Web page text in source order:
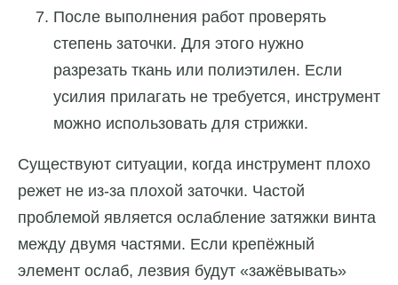
После выполнения работ проверять
степень заточки. Для этого нужно
разрезать ткань или полиэтилен. Если
усилия прилагать не требуется, инструмент
можно использовать для стрижки.
Существуют ситуации, когда инструмент плохо
режет не из-за плохой заточки. Частой
проблемой является ослабление затяжки винта
между двумя частями. Если крепёжный
элемент ослаб, лезвия будут «зажёвывать»